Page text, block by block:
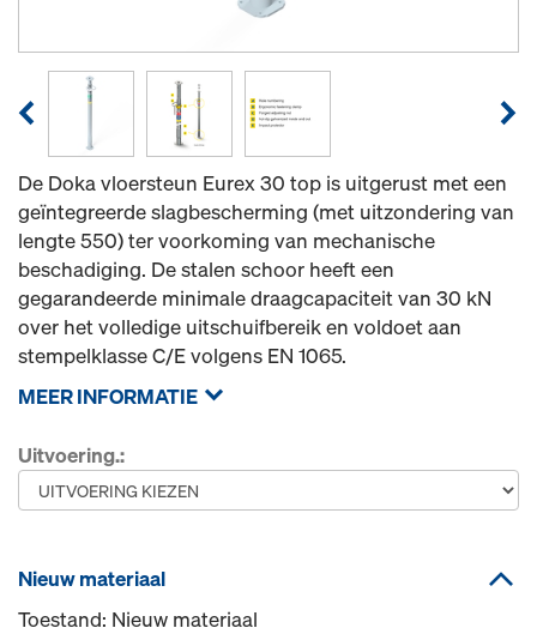
De Doka vloersteun Eurex 30 top is uitgerust met een
geïntegreerde slagbescherming (met uitzondering van
lengte 550) ter voorkoming van mechanische
beschadiging. De stalen schoor heeft een
gegarandeerde minimale draagcapaciteit van 30 kN
over het volledige uitschuifbereik en voldoet aan
stempelklasse C/E volgens EN 1065.
MEER INFORMATIE
Uitvoering.:
Nieuw materiaal
Toestand: Nieuw materiaal